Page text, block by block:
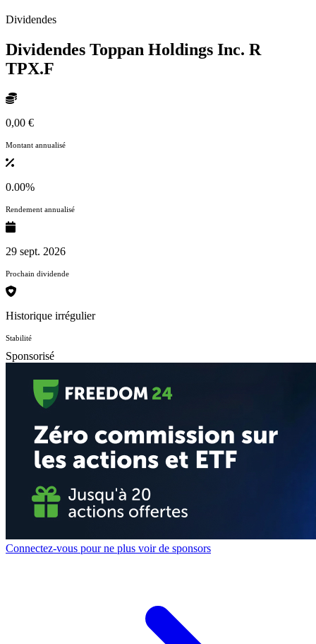
Dividendes
Dividendes Toppan Holdings Inc. R
TPX.F
0,00 €
Montant annualisé
0.00%
Rendement annualisé
29 sept. 2026
Prochain dividende
Historique irrégulier
Stabilité
Sponsorisé
Connectez-vous pour ne plus voir de sponsors